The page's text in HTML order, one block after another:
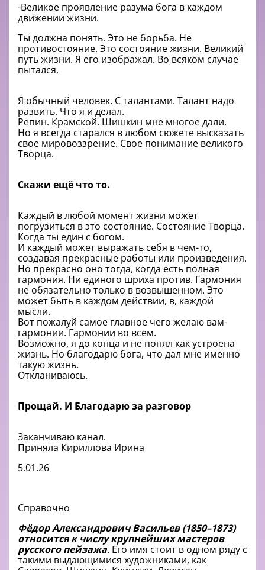
-Великое проявление разума бога в каждом
движении жизни.
Ты должна понять. Это не борьба. Не
противостояние. Это состояние жизни. Великий
путь жизни. Я его изображал. Во всяком случае
пытался.
Я обычный человек. С талантами. Талант надо
развить. Что я и делал.
Репин. Крамской. Шишкин мне многое дали.
Но я всегда старался в любом сюжете высказать
свое мировоззрение. Свое понимание великого
Творца.
Скажи ещё что то.
Каждый в любой момент жизни может
погрузиться в это состояние. Состояние Творца.
Когда ты един с богом.
И каждый может выражать себя в чем-то,
создавая прекрасные работы или произведения.
Но прекрасно оно тогда, когда есть полная
гармония. Ни единого шриха против. Гармония
не обязательно только в возвышенном. Это
может быть в каждом действии, в, каждой
мысли.
Вот пожалуй самое главное чего желаю вам-
гармонии. Гармонии во всем.
Возможно, я до конца и не понял как устроена
жизнь. Но благодарю бога, что дал мне именно
такую жизнь.
Откланиваюсь.
Прощай. И Благодарю за разговор
Заканчиваю канал.
Приняла Кириллова Ирина
5.01.26
Справочно
Фёдор Александрович Васильев (1850–1873)
относится к числу крупнейших мастеров
русского пейзажа. Его имя стоит в одном ряду с
такими выдающимися художниками, как